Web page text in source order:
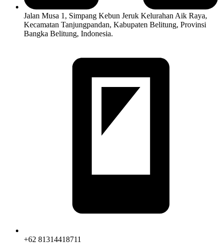
Jalan Musa 1, Simpang Kebun Jeruk Kelurahan Aik Raya,
Kecamatan Tanjungpandan, Kabupaten Belitung, Provinsi
Bangka Belitung, Indonesia.
+62 81314418711